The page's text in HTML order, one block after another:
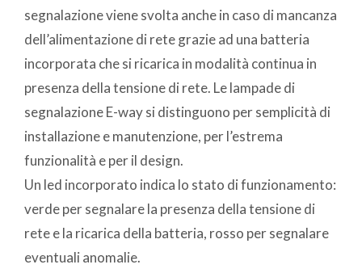
segnalazione viene svolta anche in caso di mancanza
dell’alimentazione di rete grazie ad una batteria
incorporata che si ricarica in modalità continua in
presenza della tensione di rete. Le lampade di
segnalazione E-way si distinguono per semplicità di
installazione e manutenzione, per l’estrema
funzionalità e per il design.
Un led incorporato indica lo stato di funzionamento:
verde per segnalare la presenza della tensione di
rete e la ricarica della batteria, rosso per segnalare
eventuali anomalie.